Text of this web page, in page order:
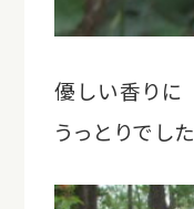
優しい香りに
うっとりでした